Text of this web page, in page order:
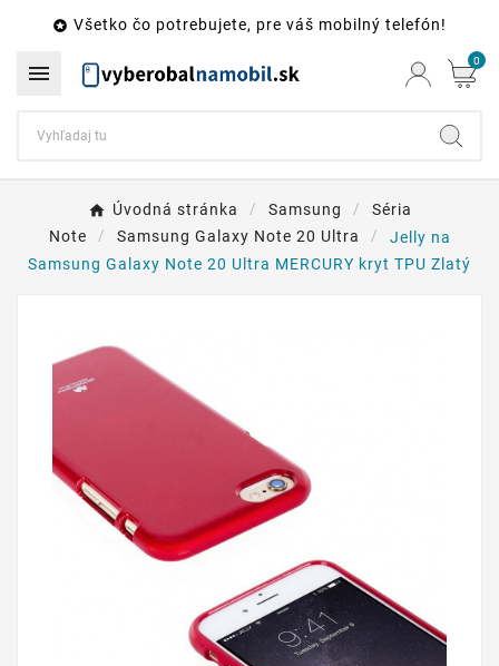
 Všetko čo potrebujete, pre váš mobilný telefón!
 0
Úvodná stránka Samsung
Séria
Note
Samsung Galaxy Note 20 Ultra
Jelly na
Samsung Galaxy Note 20 Ultra MERCURY kryt TPU Zlatý